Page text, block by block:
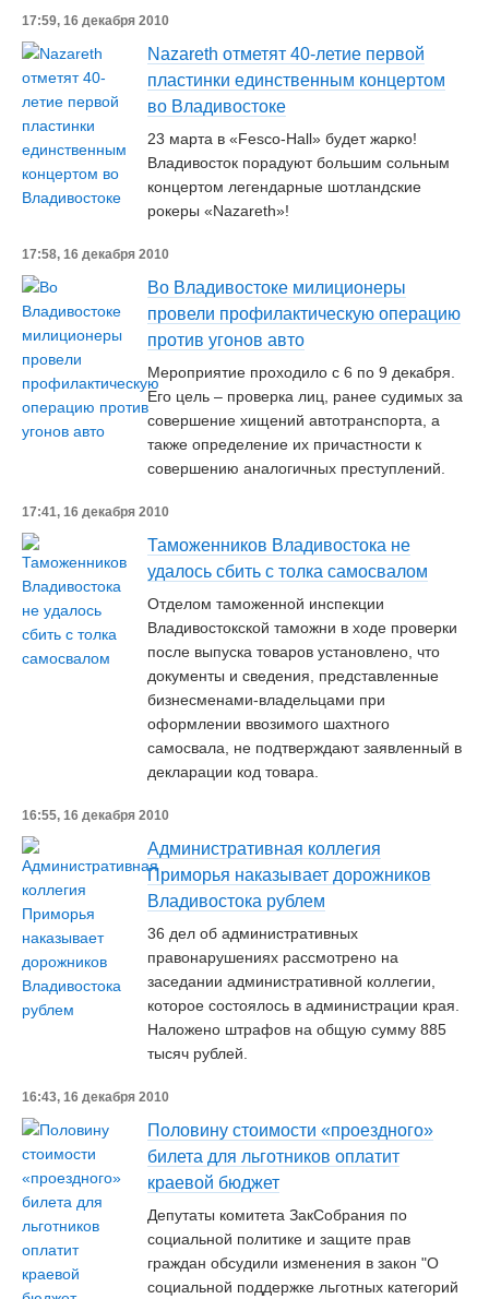
17:59, 16 декабря 2010
Nazareth отметят 40-летие первой
пластинки единственным концертом
во Владивостоке
23 марта в «Fesco-Hall» будет жарко!
Владивосток порадуют большим сольным
концертом легендарные шотландские
рокеры «Nazareth»!
17:58, 16 декабря 2010
Во Владивостоке милиционеры
провели профилактическую операцию
против угонов авто
Мероприятие проходило с 6 по 9 декабря.
Его цель – проверка лиц, ранее судимых за
совершение хищений автотранспорта, а
также определение их причастности к
совершению аналогичных преступлений.
17:41, 16 декабря 2010
Таможенников Владивостока не
удалось сбить с толка самосвалом
Отделом таможенной инспекции
Владивостокской таможни в ходе проверки
после выпуска товаров установлено, что
документы и сведения, представленные
бизнесменами-владельцами при
оформлении ввозимого шахтного
самосвала, не подтверждают заявленный в
декларации код товара.
16:55, 16 декабря 2010
Административная коллегия
Приморья наказывает дорожников
Владивостока рублем
36 дел об административных
правонарушениях рассмотрено на
заседании административной коллегии,
которое состоялось в администрации края.
Наложено штрафов на общую сумму 885
тысяч рублей.
16:43, 16 декабря 2010
Половину стоимости «проездного»
билета для льготников оплатит
краевой бюджет
Депутаты комитета ЗакСобрания по
социальной политике и защите прав
граждан обсудили изменения в закон "О
социальной поддержке льготных категорий